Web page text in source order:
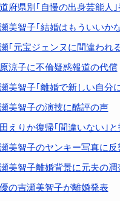
府県別｢自慢の出身芸能人｣
美智子｢結婚はもういいか
｢元宝ジェンヌに間違われ
涼子に不倫疑惑報道の代償
美智子｢離婚で新しい自分
美智子の演技に酷評の声
えりか復帰｢間違いない｣と
美智子のヤンキー写真に反
美智子離婚背景に元夫の凋
の吉瀬美智子が離婚発表